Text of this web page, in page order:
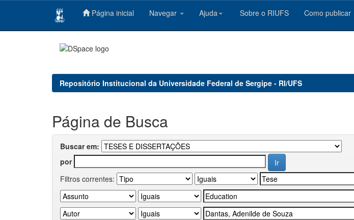
Página inicial Navegar Ajuda Sobre o RIUFS Como publicar
Repositório Institucional da Universidade Federal de Sergipe - RI/UFS
Página de Busca
Buscar em:
por
Filtros correntes: